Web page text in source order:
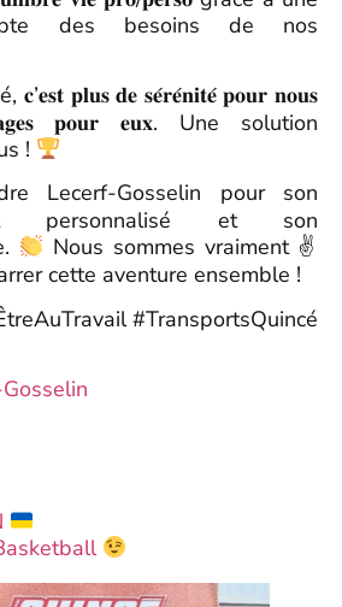
des besoins de nos
𝐩𝐥𝐮𝐬 𝐝𝐞 𝐬𝐞́𝐫𝐞́𝐧𝐢𝐭𝐞́ 𝐩𝐨𝐮𝐫 𝐧𝐨𝐮𝐬
𝐩𝐨𝐮𝐫 𝐞𝐮𝐱. Une solution
!
Lecerf-Gosselin pour son
personnalisé et son
Nous sommes vraiment ✌️
cette aventure ensemble !
#TransportsQuincé